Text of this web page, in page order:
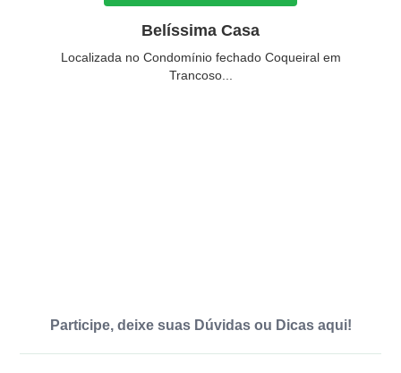
Belíssima Casa
Localizada no Condomínio fechado Coqueiral em
Trancoso...
Participe, deixe suas Dúvidas ou Dicas aqui!